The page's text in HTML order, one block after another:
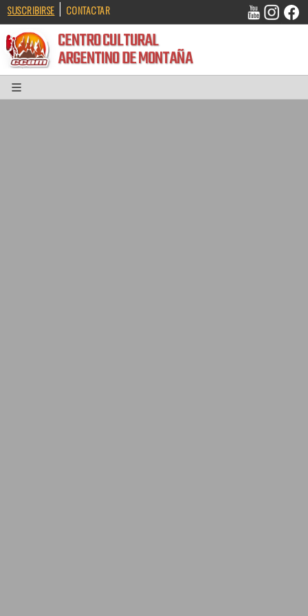
SUSCRIBIRSE | CONTACTAR
CENTRO CULTURAL
ARGENTINO DE MONTAÑA